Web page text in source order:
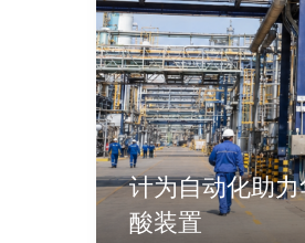
计为自动化助
酸装置